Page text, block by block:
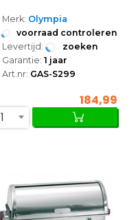
Merk: Olympia
voorraad controleren
Levertijd: zoeken
Garantie: 1 jaar
Art.nr: GAS-S299
184,99
1